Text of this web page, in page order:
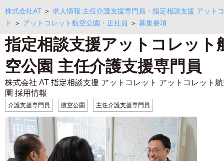
株式会社AT ＞ 求人情報:主任介護支援専門員・指定相談支援 アット
ト
＞ アットコレット航空公園・正社員 ＞ 募集要項
指定相談支援アットコレット
空公園 主任介護支援専門員
株式会社 AT 指定相談支援 アットコレット アットコレット
園 採用情報
介護支援専門員 航空公園 主任介護支援専門員